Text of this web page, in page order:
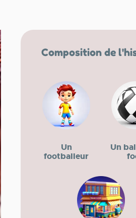
Composition de
Un
footballeur
Un